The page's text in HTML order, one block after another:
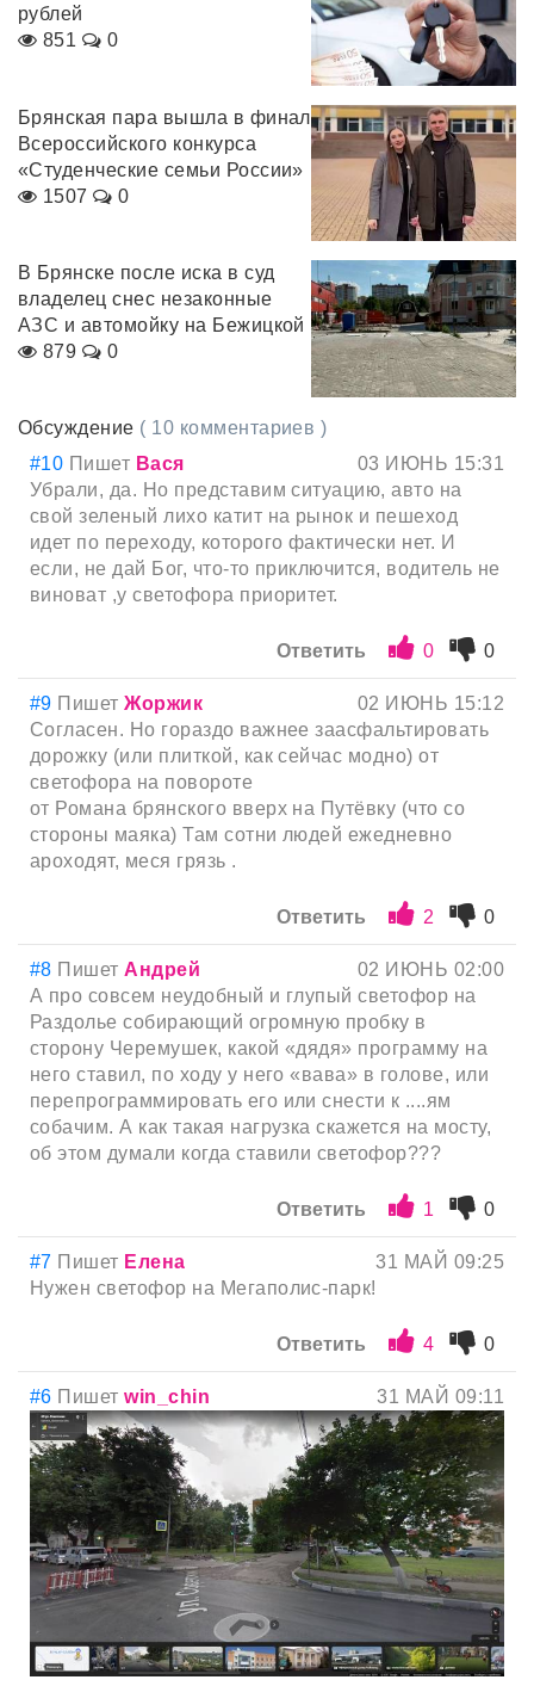
рублей
851
0
Брянская пара вышла в финал
Всероссийского конкурса
«Студенческие семьи России»
1507
0
В Брянске после иска в суд
владелец снес незаконные
АЗС и автомойку на Бежицкой
879
0
Обсуждение ( 10 комментариев )
#10 Пишет Вася
03 ИЮНЬ 15:31
Убрали, да. Но представим ситуацию, авто на
свой зеленый лихо катит на рынок и пешеход
идет по переходу, которого фактически нет. И
если, не дай Бог, что-то приключится, водитель не
виноват ,у светофора приоритет.
Ответить 0 0
#9 ПишетЖоржик
02 ИЮНЬ 15:12
Согласен. Но гораздо важнее заасфальтировать
дорожку (или плиткой, как сейчас модно) от
светофора на повороте
от Романа брянского вверх на Путёвку (что со
стороны маяка) Там сотни людей ежедневно
ароходят, меся грязь .
Ответить 2 0
#8 Пишет Андрей
02 ИЮНЬ 02:00
А про совсем неудобный и глупый светофор на
Раздолье собирающий огромную пробку в
сторону Черемушек, какой «дядя» программу на
него ставил, по ходу у него «вава» в голове, или
перепрограммировать его или снести к ....ям
собачим. А как такая нагрузка скажется на мосту,
об этом думали когда ставили светофор???
Ответить 1 0
#7 Пишет Елена
31 МАЙ 09:25
Нужен светофор на Мегаполис-парк!
Ответить 4 0
#6 Пишетwin_chin 31 МАЙ 09:11